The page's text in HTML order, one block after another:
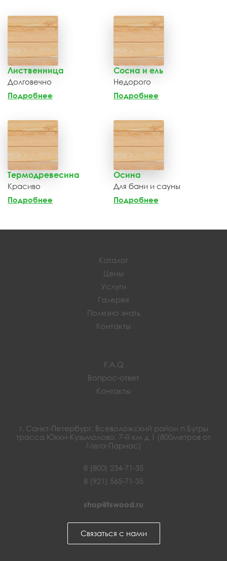
Лиственница
Долговечно
Подробнее
Сосна и ель
Недорого
Подробнее
Термодревесина
Красиво
Подробнее
Осина
Для бани и сауны
Подробнее
Каталог
Цены
Услуги
Галерея
Полезно знать
Контакты
F.A.Q
Вопрос-ответ
Контакты
г. Санкт-Петербург, Всеволожский район п.Бугры
трасса Юкки-Кузьмолово, 7-й км д 1 (800метров от
Мега-Парнас)
8 (800) 234-71-35
8 (921) 565-71-35
shop@lswood.ru
Связаться с нами